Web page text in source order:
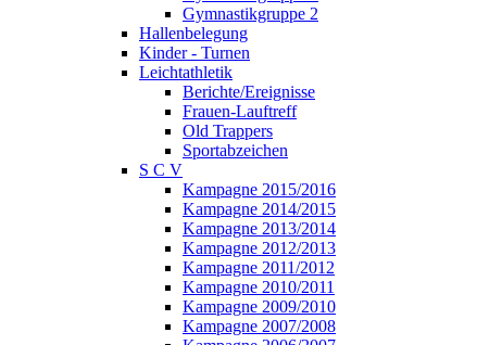
Gymnastikgruppe 2
Hallenbelegung
Kinder - Turnen
Leichtathletik
Berichte/Ereignisse
Frauen-Lauftreff
Old Trappers
Sportabzeichen
S C V
Kampagne 2015/2016
Kampagne 2014/2015
Kampagne 2013/2014
Kampagne 2012/2013
Kampagne 2011/2012
Kampagne 2010/2011
Kampagne 2009/2010
Kampagne 2007/2008